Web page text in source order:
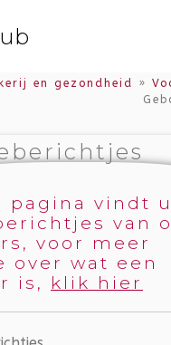
en gezondheid »
vindt
van
voor meer
over wat een
is, klik hier